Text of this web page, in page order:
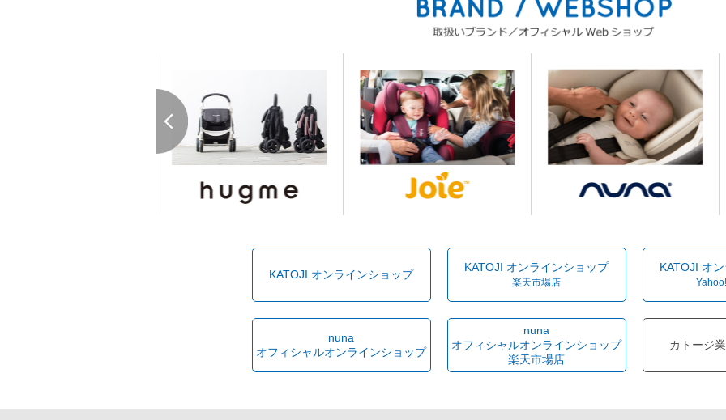
KATOJI オンラインショップ
KATOJI オンラインショップ
楽天市場店
KATOJI オ
nuna
オフィシャルオンラインショップ
nuna
オフィシャルオンラインショップ
楽天市場店
カトージ